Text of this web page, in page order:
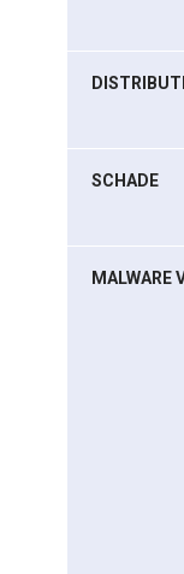
SCHADE
MALWARE